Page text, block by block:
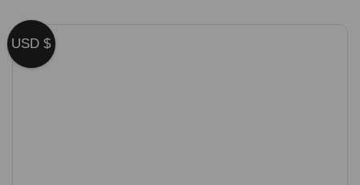
USD $